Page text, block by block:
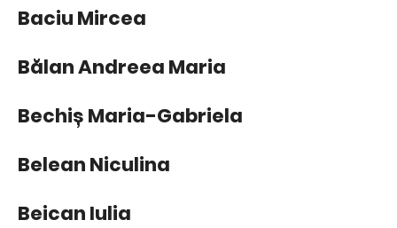
Baciu Mircea
Bălan Andreea Maria
Bechiș Maria-Gabriela
Belean Niculina
Beican Iulia